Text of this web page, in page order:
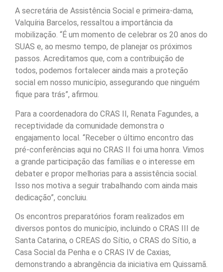
A secretária de Assistência Social e primeira-dama,
Valquíria Barcelos, ressaltou a importância da
mobilização. “É um momento de celebrar os 20 anos do
SUAS e, ao mesmo tempo, de planejar os próximos
passos. Acreditamos que, com a contribuição de
todos, podemos fortalecer ainda mais a proteção
social em nosso município, assegurando que ninguém
fique para trás”, afirmou.
Para a coordenadora do CRAS II, Renata Fagundes, a
receptividade da comunidade demonstra o
engajamento local. “Receber o último encontro das
pré-conferências aqui no CRAS II foi uma honra. Vimos
a grande participação das famílias e o interesse em
debater e propor melhorias para a assistência social.
Isso nos motiva a seguir trabalhando com ainda mais
dedicação”, concluiu.
Os encontros preparatórios foram realizados em
diversos pontos do município, incluindo o CRAS III de
Santa Catarina, o CREAS do Sítio, o CRAS do Sítio, a
Casa Social da Penha e o CRAS IV de Caxias,
demonstrando a abrangência da iniciativa em Quissamã.